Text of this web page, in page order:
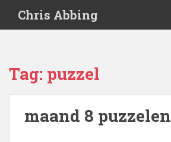
i
Chris Abbing
Tag: puzzel
maand 8 puzzelen